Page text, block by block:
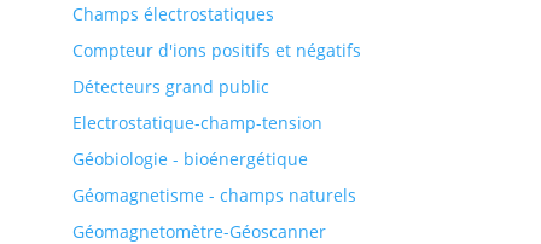
Champs électrostatiques
Compteur d'ions positifs et négatifs
Détecteurs grand public
Electrostatique-champ-tension
Géobiologie - bioénergétique
Géomagnetisme - champs naturels
Géomagnetomètre-Géoscanner